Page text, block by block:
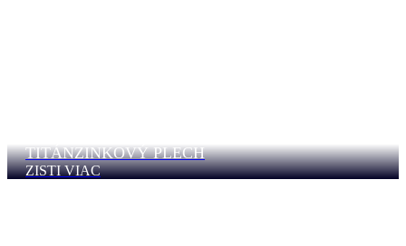
TITÁNZINKOVÝ PLECH
ZISTI VIAC